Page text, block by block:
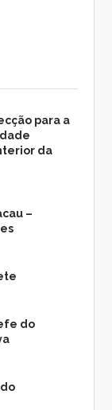
para a
da
–
do